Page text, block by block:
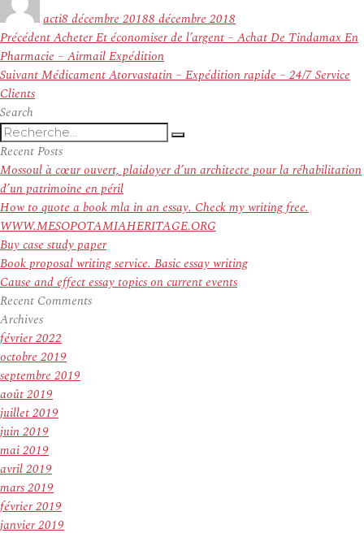
actile
8 décembre 20188 décembre 2018
Navigation
de
l’article
PrécédentArticle
précédent :
Acheter Et économiser de l’argent – Achat De Tindamax En
Pharmacie – Airmail Expédition
SuivantArticle
Médicament Atorvastatin – Expédition rapide – 24/7 Service
Clients
Search
Recherche
pour
:
Recherche
Recent Posts
Mossoul à cœur ouvert, plaidoyer d’un architecte pour la réhabilitation
d’un patrimoine en péril
How to quote a book mla in an essay. Check my writing free.
WWW.MESOPOTAMIAHERITAGE.ORG
Buy case study paper
Book proposal writing service. Basic essay writing
Cause and effect essay topics on current events
Recent Comments
Archives
février 2022
octobre 2019
septembre 2019
août 2019
juillet 2019
juin 2019
mai 2019
avril 2019
mars 2019
février 2019
janvier 2019